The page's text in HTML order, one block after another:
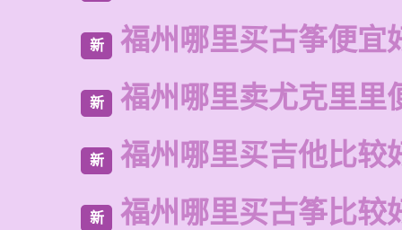
新 福州哪里买古筝便宜
新 福州哪里卖尤克里里
新 福州哪里买吉他比较
新 福州哪里买古筝比较